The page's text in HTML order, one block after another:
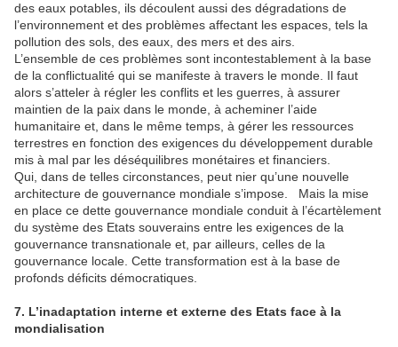
des eaux potables, ils découlent aussi des dégradations de
l’environnement et des problèmes affectant les espaces, tels la
pollution des sols, des eaux, des mers et des airs.
L’ensemble de ces problèmes sont incontestablement à la base
de la conflictualité qui se manifeste à travers le monde. Il faut
alors s’atteler à régler les conflits et les guerres, à assurer
maintien de la paix dans le monde, à acheminer l’aide
humanitaire et, dans le même temps, à gérer les ressources
terrestres en fonction des exigences du développement durable
mis à mal par les déséquilibres monétaires et financiers.
Qui, dans de telles circonstances, peut nier qu’une nouvelle
architecture de gouvernance mondiale s’impose. Mais la mise
en place ce dette gouvernance mondiale conduit à l’écartèlement
du système des Etats souverains entre les exigences de la
gouvernance transnationale et, par ailleurs, celles de la
gouvernance locale. Cette transformation est à la base de
profonds déficits démocratiques.
7. L’inadaptation interne et externe des Etats face à la
mondialisation